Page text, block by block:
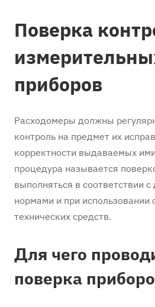
Поверка
приборов
Расходомеры должны
контроль на предмет их
корректности выдаваемых
процедура называется
выполняться в соответствии
нормами и при использовании
технических средств.
Для чего
поверка